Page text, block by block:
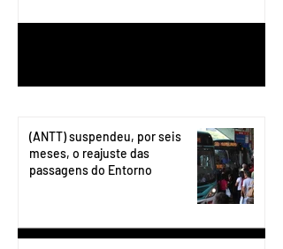
(ANTT) suspendeu, por seis
meses, o reajuste das
passagens do Entorno